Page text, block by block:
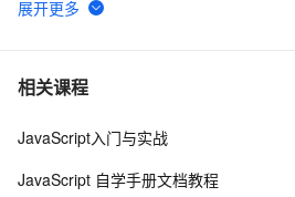
6 创建JavaScript对象
7 Javascript面向对象编程（二）：构
8 js 的 slice方法
相关课程
JavaScript入门与实战
JavaScript 自学手册文档教程